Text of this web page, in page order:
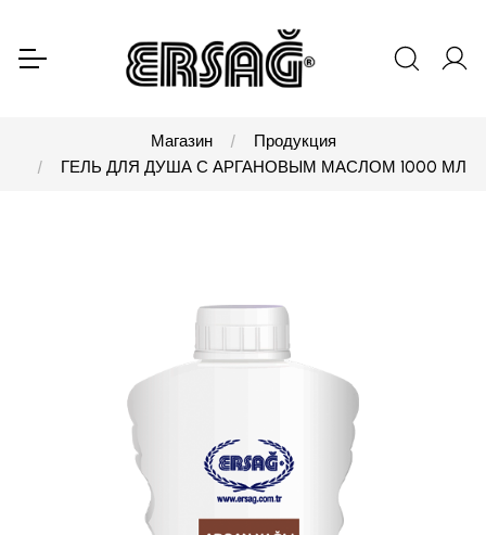
Магазин
Продукция
ГЕЛЬ ДЛЯ ДУША С АРГАНОВЫМ МАСЛОМ 1000 МЛ